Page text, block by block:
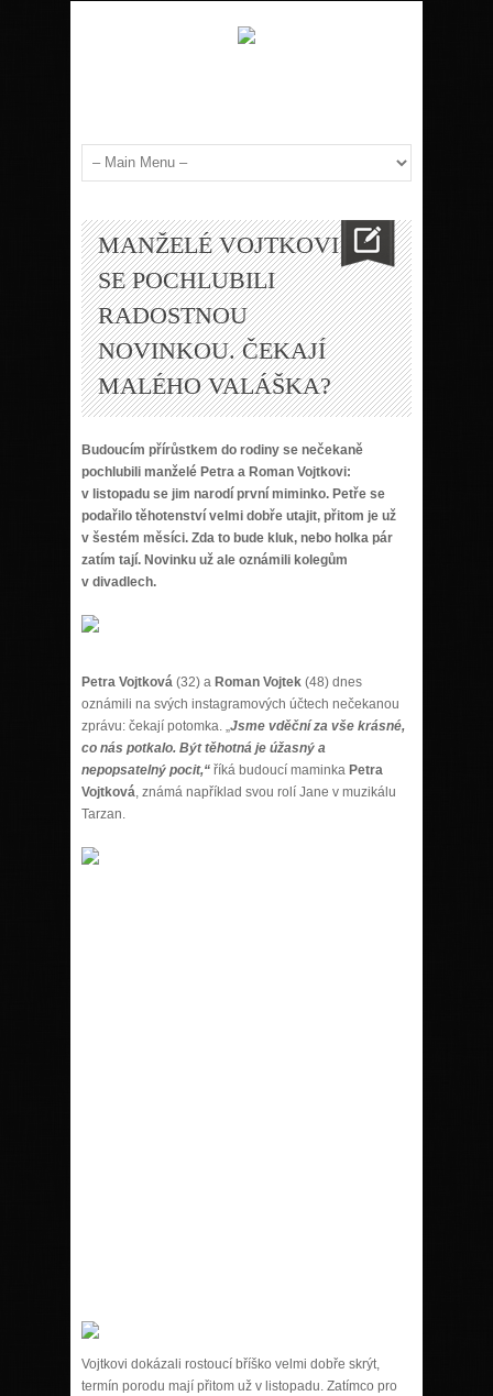
MANŽELÉ VOJTKOVI
SE POCHLUBILI
RADOSTNOU
NOVINKOU. ČEKAJÍ
MALÉHO VALÁŠKA?
Budoucím přírůstkem do rodiny se nečekaně
pochlubili manželé Petra a Roman Vojtkovi:
v listopadu se jim narodí první miminko. Petře se
podařilo těhotenství velmi dobře utajit, přitom je už
v šestém měsíci. Zda to bude kluk, nebo holka pár
zatím tají. Novinku už ale oznámili kolegům
v divadlech.
Petra Vojtková (32) a Roman Vojtek (48) dnes
oznámili na svých instagramových účtech nečekanou
zprávu: čekají potomka. „Jsme vděční za vše krásné,
co nás potkalo. Být těhotná je úžasný a
nepopsatelný pocit,“ říká budoucí maminka Petra
Vojtková, známá například svou rolí Jane v muzikálu
Tarzan.
Vojtkovi dokázali rostoucí bříško velmi dobře skrýt,
termín porodu mají přitom už v listopadu. Zatímco pro